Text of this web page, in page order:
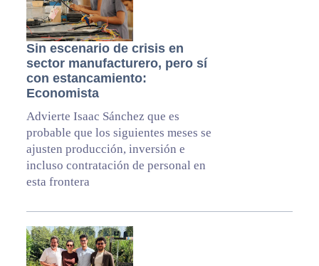
Sin escenario de crisis en
sector manufacturero, pero sí
con estancamiento:
Economista
Advierte Isaac Sánchez que es
probable que los siguientes meses se
ajusten producción, inversión e
incluso contratación de personal en
esta frontera